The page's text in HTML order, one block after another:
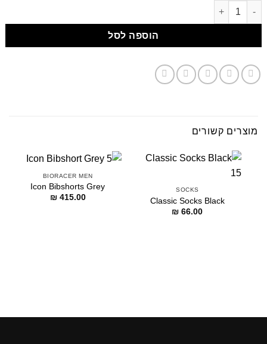
דילוג לתוכן
הוספה לסל
מוצרים קשורים
SOCKS
Classic Socks Black
₪ 66.00
BIORACER MEN
Icon Bibshorts Grey
₪415.00